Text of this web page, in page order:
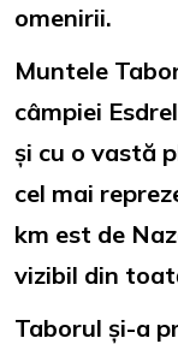
omenirii.
Muntele
câmpiei
și cu o vastă
cel mai
km est de
vizibil din
Taborul și-a